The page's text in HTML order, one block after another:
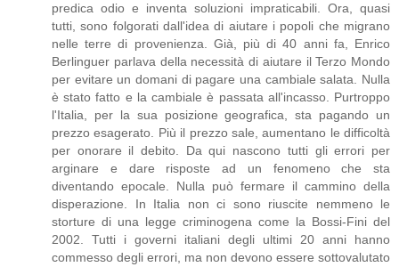
predica odio e inventa soluzioni impraticabili. Ora, quasi
tutti, sono folgorati dall'idea di aiutare i popoli che migrano
nelle terre di provenienza. Già, più di 40 anni fa, Enrico
Berlinguer parlava della necessità di aiutare il Terzo Mondo
per evitare un domani di pagare una cambiale salata. Nulla
è stato fatto e la cambiale è passata all'incasso. Purtroppo
l'Italia, per la sua posizione geografica, sta pagando un
prezzo esagerato. Più il prezzo sale, aumentano le difficoltà
per onorare il debito. Da qui nascono tutti gli errori per
arginare e dare risposte ad un fenomeno che sta
diventando epocale. Nulla può fermare il cammino della
disperazione. In Italia non ci sono riuscite nemmeno le
storture di una legge criminogena come la Bossi-Fini del
2002. Tutti i governi italiani degli ultimi 20 anni hanno
commesso degli errori, ma non devono essere sottovalutato